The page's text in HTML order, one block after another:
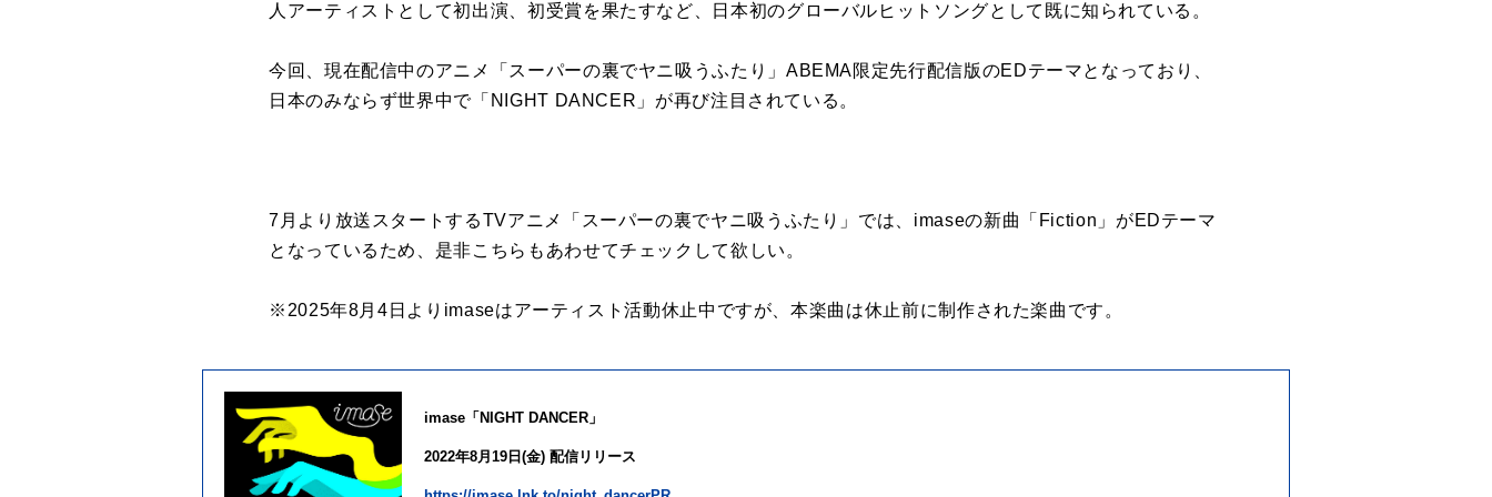
人アーティストとして初出演、初受賞を果たすなど、日本初のグローバルヒットソングとして既に知られている。
今回、現在配信中のアニメ「スーパーの裏でヤニ吸うふたり」ABEMA限定先行配信版のEDテーマとなっており、
日本のみならず世界中で「NIGHT DANCER」が再び注目されている。
7月より放送スタートするTVアニメ「スーパーの裏でヤニ吸うふたり」では、imaseの新曲「Fiction」がEDテーマ
となっているため、是非こちらもあわせてチェックして欲しい。
※2025年8月4日よりimaseはアーティスト活動休止中ですが、本楽曲は休止前に制作された楽曲です。
imase 「 NIGHT DANCER 」
2022年8月 19 日 (金) 配信リリース